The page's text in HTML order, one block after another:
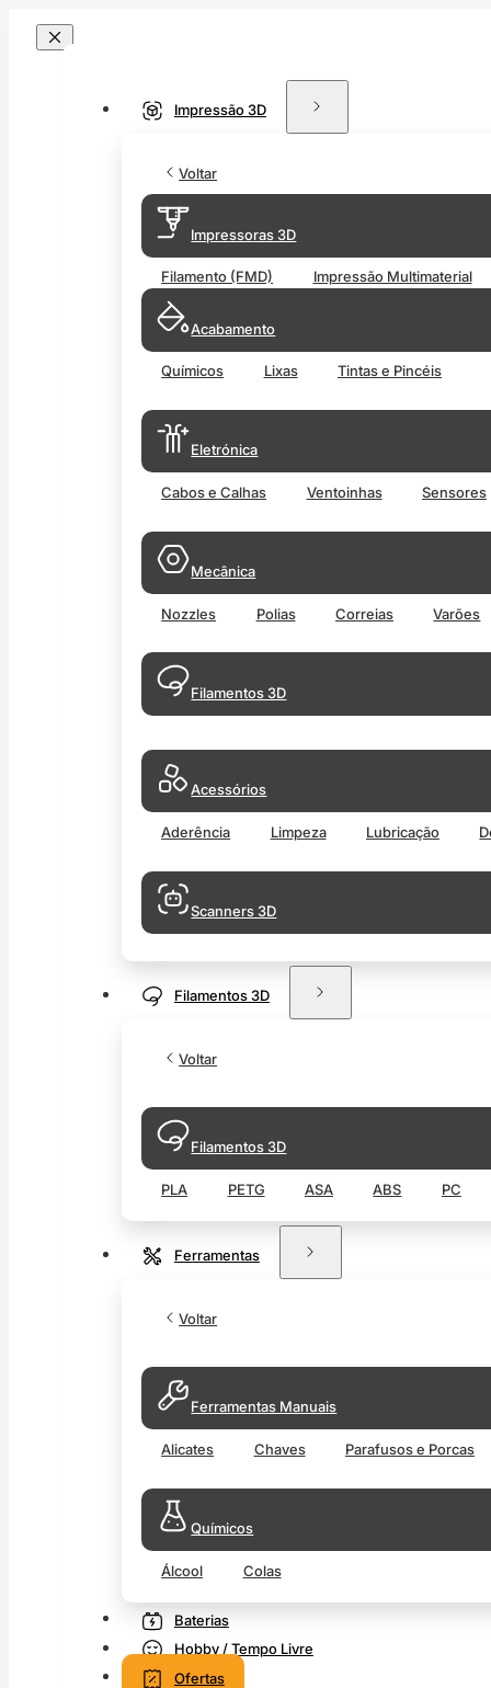
Impressão 3D
Voltar
Impressoras 3D
Filamento (FMD) Impressão Multimaterial
Acabamento
Químicos Lixas Tintas e Pincéis
Eletrónica
Cabos e Calhas Ventoinhas Sensores
Mecânica
Nozzles Polias Correias Varões
Filamentos 3D
Acessórios
Aderência Limpeza Lubricação
Scanners 3D
Filamentos 3D
Voltar
Filamentos 3D
PLA PETG ASA ABS PC
Ferramentas
Voltar
Ferramentas Manuais
Alicates Chaves Parafusos e Porcas
Químicos
Álcool Colas
Baterias
Hobby / Tempo Livre
Ofertas